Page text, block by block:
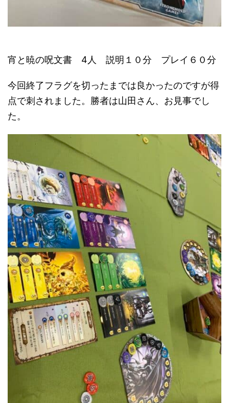
宵と暁の呪文書 4人 説明１０分 プレイ６０分
今回終了フラグを切ったまでは良かったのですが得
点で刺されました。勝者は山田さん、お見事でし
た。